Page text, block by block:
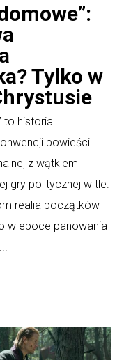
Tylko w
to historia
powieści
z wątkiem
gry politycznej w tle.
realia początków
w epoce panowania